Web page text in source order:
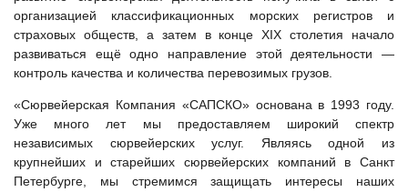
организацией классификационных морских регистров и
страховых обществ, а затем в конце XIX столетия начало
развиваться ещё одно направление этой деятельности —
контроль качества и количества перевозимых грузов.
«Сюрвейерская Компания «САПСКО» основана в 1993 году.
Уже много лет мы предоставляем широкий спектр
независимых сюрвейерских услуг. Являясь одной из
крупнейших и старейших сюрвейерских компаний в Санкт
Петербурге, мы стремимся защищать интересы наших